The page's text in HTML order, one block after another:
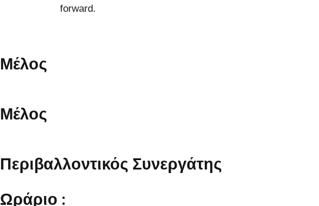
forward.
Μέλος
Μέλος
Περιβαλλοντικός Συνεργάτης
Ωράριο :